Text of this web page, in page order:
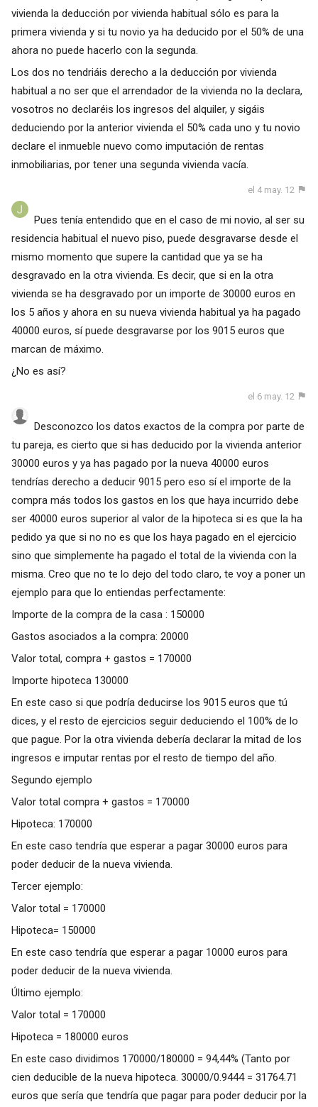
vivienda la deducción por vivienda habitual sólo es para la
primera vivienda y si tu novio ya ha deducido por el 50% de una
ahora no puede hacerlo con la segunda.
Los dos no tendriáis derecho a la deducción por vivienda
habitual a no ser que el arrendador de la vivienda no la declara,
vosotros no declaréis los ingresos del alquiler, y sigáis
deduciendo por la anterior vivienda el 50% cada uno y tu novio
declare el inmueble nuevo como imputación de rentas
inmobiliarias, por tener una segunda vivienda vacía.
el 4 may. 12
Pues tenía entendido que en el caso de mi novio, al ser su
residencia habitual el nuevo piso, puede desgravarse desde el
mismo momento que supere la cantidad que ya se ha
desgravado en la otra vivienda. Es decir, que si en la otra
vivienda se ha desgravado por un importe de 30000 euros en
los 5 años y ahora en su nueva vivienda habitual ya ha pagado
40000 euros, sí puede desgravarse por los 9015 euros que
marcan de máximo.
¿No es así?
el 6 may. 12
Desconozco los datos exactos de la compra por parte de
tu pareja, es cierto que si has deducido por la vivienda anterior
30000 euros y ya has pagado por la nueva 40000 euros
tendrías derecho a deducir 9015 pero eso sí el importe de la
compra más todos los gastos en los que haya incurrido debe
ser 40000 euros superior al valor de la hipoteca si es que la ha
pedido ya que si no no es que los haya pagado en el ejercicio
sino que simplemente ha pagado el total de la vivienda con la
misma. Creo que no te lo dejo del todo claro, te voy a poner un
ejemplo para que lo entiendas perfectamente:
Importe de la compra de la casa : 150000
Gastos asociados a la compra: 20000
Valor total, compra + gastos = 170000
Importe hipoteca 130000
En este caso si que podría deducirse los 9015 euros que tú
dices, y el resto de ejercicios seguir deduciendo el 100% de lo
que pague. Por la otra vivienda debería declarar la mitad de los
ingresos e imputar rentas por el resto de tiempo del año.
Segundo ejemplo
Valor total compra + gastos = 170000
Hipoteca: 170000
En este caso tendría que esperar a pagar 30000 euros para
poder deducir de la nueva vivienda.
Tercer ejemplo:
Valor total = 170000
Hipoteca= 150000
En este caso tendría que esperar a pagar 10000 euros para
poder deducir de la nueva vivienda.
Último ejemplo:
Valor total = 170000
Hipoteca = 180000 euros
En este caso dividimos 170000/180000 = 94,44% (Tanto por
cien deducible de la nueva hipoteca. 30000/0.9444 = 31764.71
euros que sería que tendría que pagar para poder deducir por la